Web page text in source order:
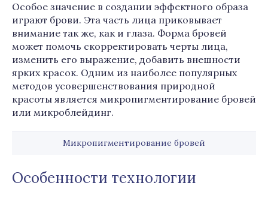
Особое значение в создании эффектного образа
играют брови. Эта часть лица приковывает
внимание так же, как и глаза. Форма бровей
может помочь скорректировать черты лица,
изменить его выражение, добавить внешности
ярких красок. Одним из наиболее популярных
методов усовершенствования природной
красоты является микропигментирование бровей
или микроблейдинг.
Микропигментирование бровей
Особенности технологии